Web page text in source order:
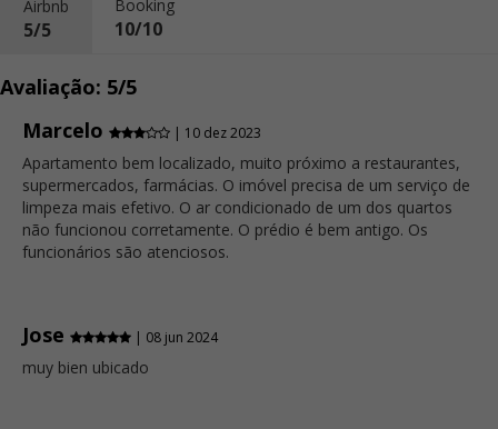
Airbnb
5/5
Booking
10/10
Avaliação: 5/5
Marcelo
| 10 dez 2023
Apartamento bem localizado, muito próximo a restaurantes,
supermercados, farmácias. O imóvel precisa de um serviço de
limpeza mais efetivo. O ar condicionado de um dos quartos
não funcionou corretamente. O prédio é bem antigo. Os
funcionários são atenciosos.
Jose | 08 jun 2024
muy bien ubicado